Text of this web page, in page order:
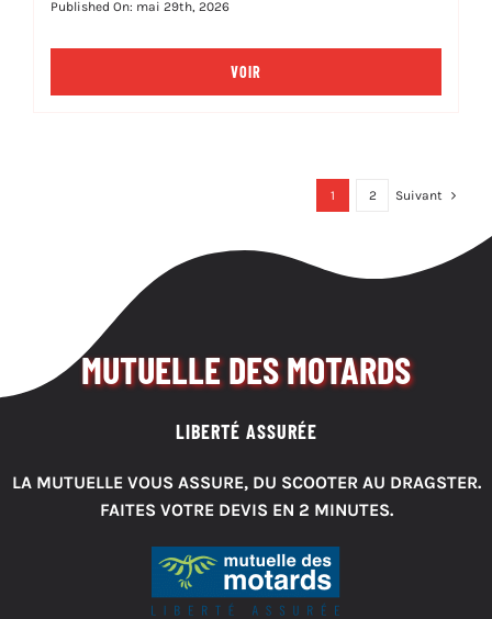
Published On: mai 29th, 2026
VOIR
1 2 Suivant
MUTUELLE DES MOTARDS
LIBERTÉ ASSURÉE
LA MUTUELLE VOUS ASSURE, DU SCOOTER AU DRAGSTER.
FAITES VOTRE DEVIS EN 2 MINUTES.